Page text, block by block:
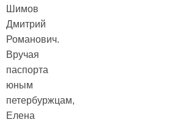
Шимов
Дмитрий
Романович.
Вручая
паспорта
юным
петербуржцам,
Елена